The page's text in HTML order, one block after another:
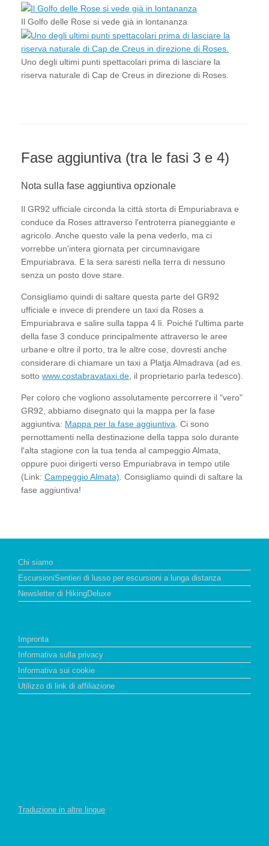
Il Golfo delle Rose si vede già in lontananza
Uno degli ultimi punti spettacolari prima di lasciare la
riserva naturale di Cap de Creus in direzione di Roses.
Fase aggiuntiva (tra le fasi 3 e 4)
Nota sulla fase aggiuntiva opzionale
Il GR92 ufficiale circonda la città storta di Empuriabrava e
conduce da Roses attraverso l'entroterra pianeggiante e
agricolo. Anche questo vale la pena vederlo, ma ci
vorrebbe un'intera giornata per circumnavigare
Empuriabrava. E la sera saresti nella terra di nessuno
senza un posto dove stare.
Consigliamo quindi di saltare questa parte del GR92
ufficiale e invece di prendere un taxi da Roses a
Empuriabrava e salire sulla tappa 4 lì. Poiché l'ultima parte
della fase 3 conduce principalmente attraverso le aree
urbane e oltre il porto, tra le altre cose, dovresti anche
considerare di chiamare un taxi a Platja Almadrava (ad es.
sotto www.costabravataxi.de , il proprietario parla tedesco).
Per coloro che vogliono assolutamente percorrere il "vero"
GR92, abbiamo disegnato qui la mappa per la fase
aggiuntiva: Mappa per la fase aggiuntiva . Ci sono
pernottamenti nella destinazione della tappa solo durante
l'alta stagione con la tua tenda al campeggio Almata,
oppure puoi dirigerti verso Empuriabrava in tempo utile
(Link: Campeggio Almata) . Consigliamo quindi di saltare la
fase aggiuntiva!
Chi siamo
EscursioniSentieri di lusso per escursioni a lunga distanza
Newsletter di HikingDeluxe
Impronta
Informativa sulla privacy
Informativa sui cookie
Utilizzo di link di affiliazione
Traduzione in altre lingue